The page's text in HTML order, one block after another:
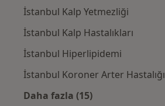
İstanbul Kalp Yetmezliği
İstanbul Kalp Hastalıkları
İstanbul Hiperlipidemi
İstanbul Koroner Arter Hastalığı
Daha fazla (15)